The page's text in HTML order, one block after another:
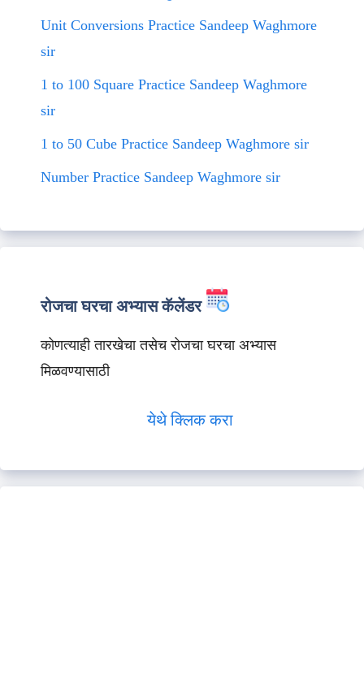
Unit Conversions Practice Sandeep Waghmore
sir
1 to 100 Square Practice Sandeep Waghmore
sir
1 to 50 Cube Practice Sandeep Waghmore sir
Number Practice Sandeep Waghmore sir
रोजचा घरचा अभ्यास कॅलेंडर
कोणत्याही तारखेचा तसेच रोजचा घरचा अभ्यास
मिळवण्यासाठी
येथे क्लिक करा